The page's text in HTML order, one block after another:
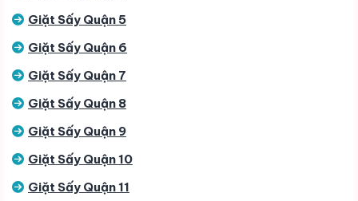
Giặt Sấy Quận 5
Giặt Sấy Quận 6
Giặt Sấy Quận 7
Giặt Sấy Quận 8
Giặt Sấy Quận 9
Giặt Sấy Quận 10
Giặt Sấy Quận 11